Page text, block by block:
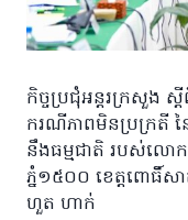
កិច្ចប្រជុំអន្តរក្រសួង ស្
ករណីភាពមិនប្រក្រតី ន
នឹងធម្មជាតិ របស់ល
ភ្នំ១៥០០ ខេត្ដពោធិ៍ស
ហួត ហាក់